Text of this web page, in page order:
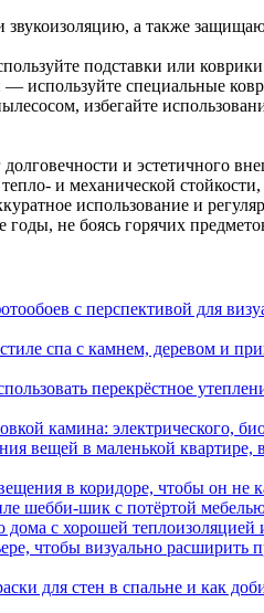
а также
подставки или
используйте специальные
избегайте
и эстетичного
и механической стойкости,
использование и
не боясь горячих
с перспективой для
спа с камнем, деревом и
перекрёстное
камина: электрического,
вещей в маленькой квартире,
в коридоре, чтобы он не
шебби-шик с потёртой
дома с хорошей теплоизоляцией
чтобы визуально расширить
для стен в спальне и как